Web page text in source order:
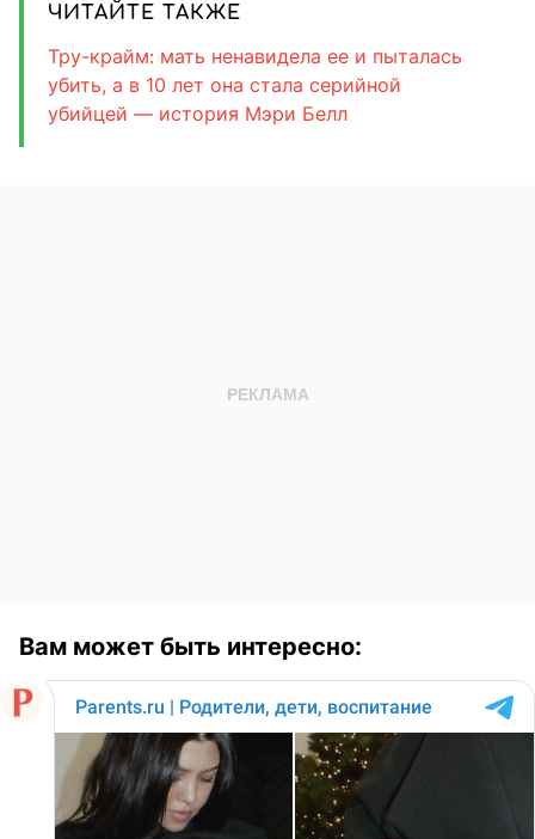
ЧИТАЙТЕ ТАКЖЕ
Тру-крайм: мать ненавидела ее и пыталась
убить, а в 10 лет она стала серийной
убийцей — история Мэри Белл
Вам может быть интересно: